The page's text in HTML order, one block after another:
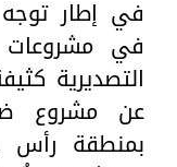
في إطار توجه
في مشروعات
التصديرية
عن مشروع
بمنطقة رأس